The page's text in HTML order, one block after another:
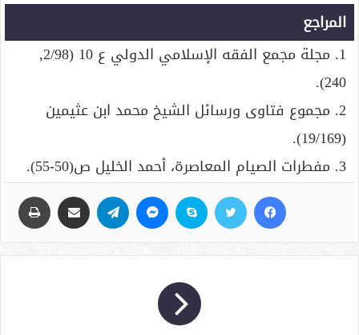
المراجع
1. مجلة مجمع الفقه الإسلامي الدولي ع 10 (2/98,
240).
2. مجموع فتاوى ورسائل الشيخ محمد ابن عثيمين
(19/169).
3. مفطرات الصيام المعاصرة، أحمد الخليل ص(50-55).